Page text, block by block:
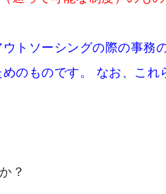
ーシングの際の事務の
のものです。 なお、これ
？